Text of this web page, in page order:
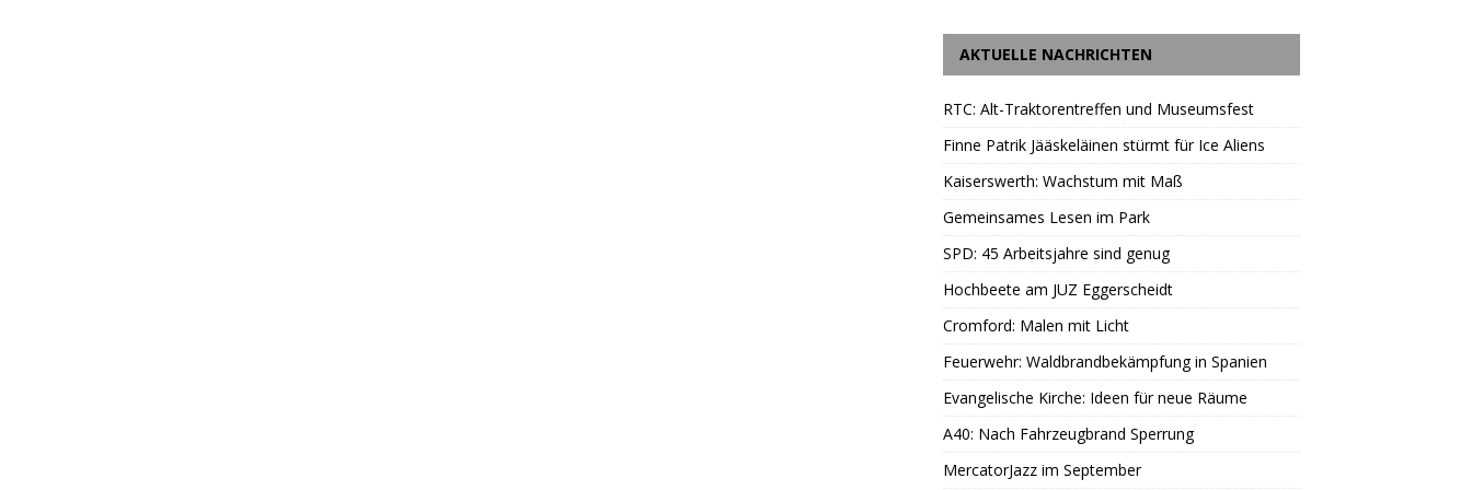
AKTUELLE NACHRICHTEN
RTC: Alt-Traktorentreffen und Museumsfest
Finne Patrik Jääskeläinen stürmt für Ice Aliens
Kaiserswerth: Wachstum mit Maß
Gemeinsames Lesen im Park
SPD: 45 Arbeitsjahre sind genug
Hochbeete am JUZ Eggerscheidt
Cromford: Malen mit Licht
Feuerwehr: Waldbrandbekämpfung in Spanien
Evangelische Kirche: Ideen für neue Räume
A40: Nach Fahrzeugbrand Sperrung
MercatorJazz im September